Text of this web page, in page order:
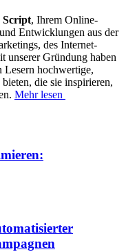
Script, Ihrem Online-
Entwicklungen aus der
des Internet-
unserer Gründung haben
Lesern hochwertige,
die sie inspirieren,
Mehr lesen